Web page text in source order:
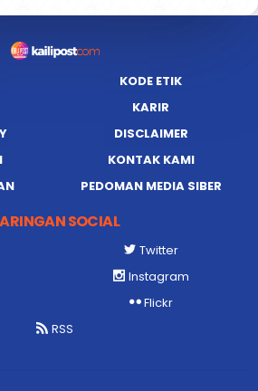
KODE ETIK
KARIR
DISCLAIMER
KONTAK KAMI
PEDOMAN MEDIA SIBER
SOCIAL
Twitter
Instagram
Flickr
RSS